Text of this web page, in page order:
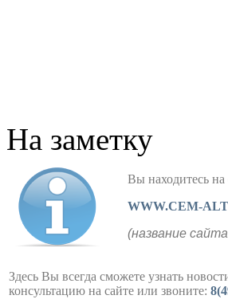
На заметку
Вы находитесь
WWW.CEM-
(название
Здесь Вы всегда сможете узнать
консультацию на сайте или звоните: